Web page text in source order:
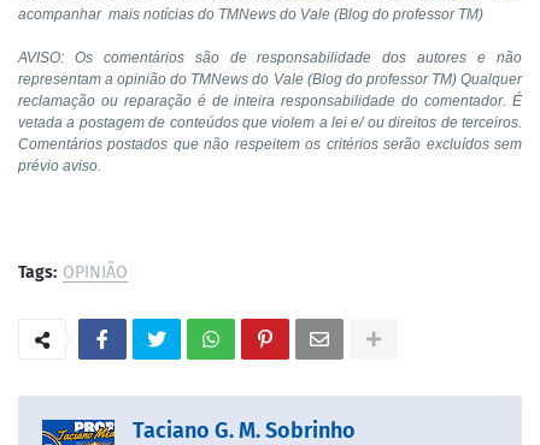
acompanhar mais notícias do TMNews do Vale (Blog do professor TM)
AVISO: Os comentários são de responsabilidade dos autores e não
representam a opinião do TMNews do Vale (Blog do professor TM) Qualquer
reclamação ou reparação é de inteira responsabilidade do comentador. É
vetada a postagem de conteúdos que violem a lei e/ ou direitos de terceiros.
Comentários postados que não respeitem os critérios serão excluídos sem
prévio aviso.
Tags: OPINIÃO
Taciano G. M. Sobrinho